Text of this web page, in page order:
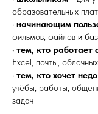
образовательных
• начинающим
фильмов, файлов и
• тем, кто работает
Excel, почты,
• тем, кто хочет
учёбы, работы,
задач